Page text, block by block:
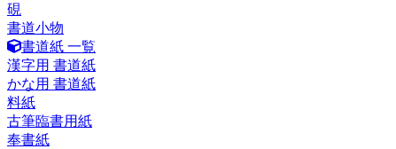
硯
書道小物
書道紙 一覧
漢字用 書道紙
かな用 書道紙
料紙
古筆臨書用紙
奉書紙